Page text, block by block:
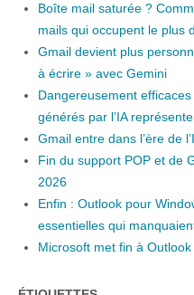
Boîte mail saturée ?
mails qui occupent le plus
Gmail devient plus
à écrire » avec Gemini
Dangereusement
générés par l’IA
Gmail entre dans l’ère de
Fin du support POP et de
2026
Enfin : Outlook pour
essentielles qui
Microsoft met fin à Outlook